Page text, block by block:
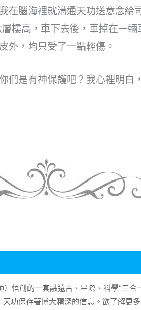
腦海裡就溝通天功送意念給
樓高，車下去後，車掉在一
外，均只受了一點輕傷。
們是有神保護吧？我心裡明白
悟創的一套融遠古、星際、科學“三
功保存著博大精深的信息。欲了解更